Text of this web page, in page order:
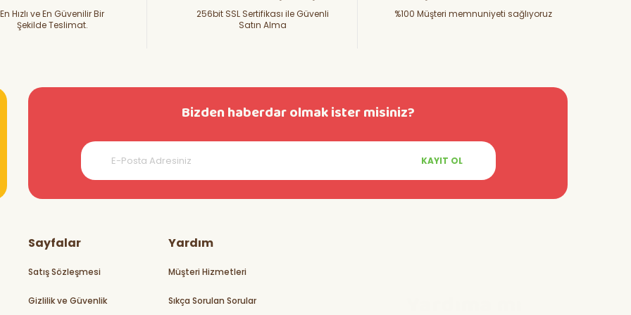
En Hızlı ve En Güvenilir Bir
Şekilde Teslimat.
256bit SSL Sertifikası ile Güvenli
Satın Alma
%100 Müşteri memnuniyeti sağlıyoruz
Bizden haberdar olmak ister misiniz?
KAYIT OL
Sayfalar
Satış Sözleşmesi
Gizlilik ve Güvenlik
Yardım
Müşteri Hizmetleri
Sıkça Sorulan Sorular